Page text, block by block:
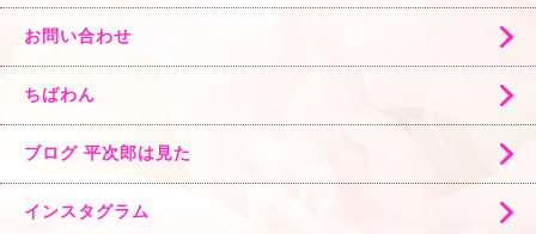
お問い合わせ
ちばわん
ブログ 平次郎は見た
インスタグラム